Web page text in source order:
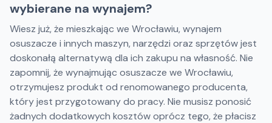
wybierane na wynajem?
Wiesz już, że mieszkając we Wrocławiu, wynajem
osuszacze i innych maszyn, narzędzi oraz sprzętów jest
doskonałą alternatywą dla ich zakupu na własność. Nie
zapomnij, że wynajmując osuszacze we Wrocławiu,
otrzymujesz produkt od renomowanego producenta,
który jest przygotowany do pracy. Nie musisz ponosić
żadnych dodatkowych kosztów oprócz tego, że płacisz